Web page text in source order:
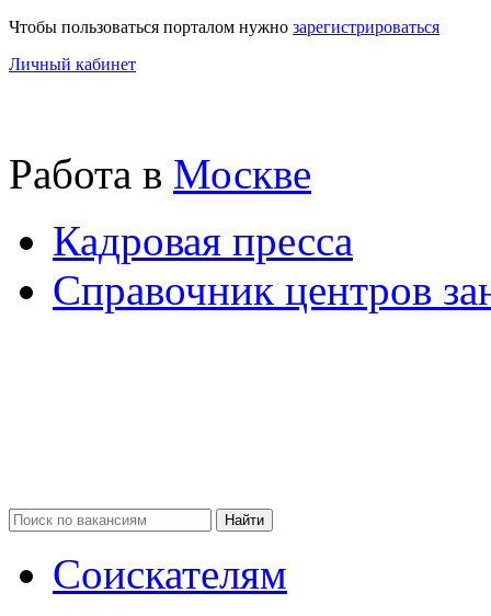
Чтобы пользоваться порталом нужно зарегистрироваться
Личный кабинет
Работа в Москве
Кадровая пресса
Справочник центров
Соискателям